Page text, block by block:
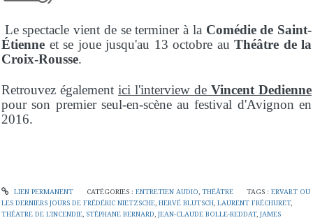
Le spectacle vient de se terminer à la Comédie de Saint-
Étienne et se joue jusqu'au 13 octobre au Théâtre de la
Croix-Rousse.
Retrouvez également ici l'interview de Vincent Dedienne
pour son premier seul-en-scène au festival d'Avignon en
2016.
LIEN PERMANENT CATÉGORIES : ENTRETIEN AUDIO, THÉÂTRE TAGS :ERVART OU
LES DERNIERS JOURS DE FRÉDÉRIC NIETZSCHE, HERVÉ BLUTSCH, LAURENT FRÉCHURET,
THÉATRE DE L'INCENDIE, STÉPHANE BERNARD, JEAN-CLAUDE BOLLE-REDDAT, JAMES